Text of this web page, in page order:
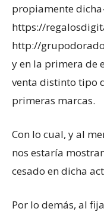
propiamente
https://
http://
y en la primera de
venta distinto tipo
primeras marcas.
Con lo cual, y al
nos estaría
cesado en dicha
Por lo demás, al